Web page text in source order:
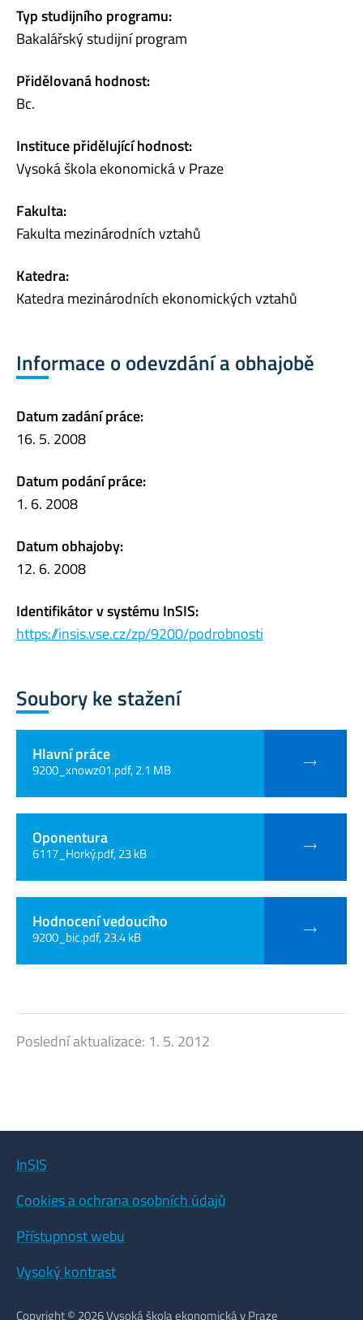
Typ studijního programu:
Bakalářský studijní program
Přidělovaná hodnost:
Bc.
Instituce přidělující hodnost:
Vysoká škola ekonomická v Praze
Fakulta:
Fakulta mezinárodních vztahů
Katedra:
Katedra mezinárodních ekonomických vztahů
Informace o odevzdání a obhajobě
Datum zadání práce:
16. 5. 2008
Datum podání práce:
1. 6. 2008
Datum obhajoby:
12. 6. 2008
Identifikátor v systému InSIS:
https://insis.vse.cz/zp/9200/podrobnosti
Soubory ke stažení
Hlavní práce
9200_xnowz01.pdf, 2.1 MB
Oponentura
6117_Horký.pdf, 23 kB
Hodnocení vedoucího
9200_bic.pdf, 23.4 kB
Poslední aktualizace: 1. 5. 2012
InSIS
Cookies a ochrana osobních údajů
Přístupnost webu
Vysoký kontrast
Copyright © 2026 Vysoká škola ekonomická v Praze